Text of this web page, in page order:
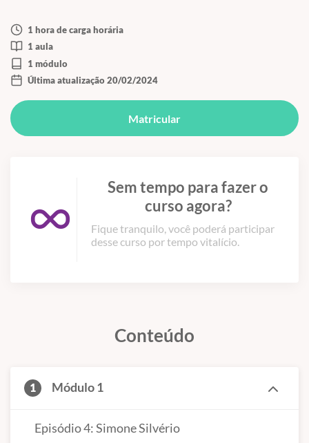
1 hora de carga horária
1 aula
1 módulo
Última atualização 20/02/2024
Matricular
Sem tempo para fazer o
curso agora?
Fique tranquilo, você poderá participar
desse curso por tempo vitalício.
Conteúdo
1 Módulo 1
Episódio 4: Simone Silvério